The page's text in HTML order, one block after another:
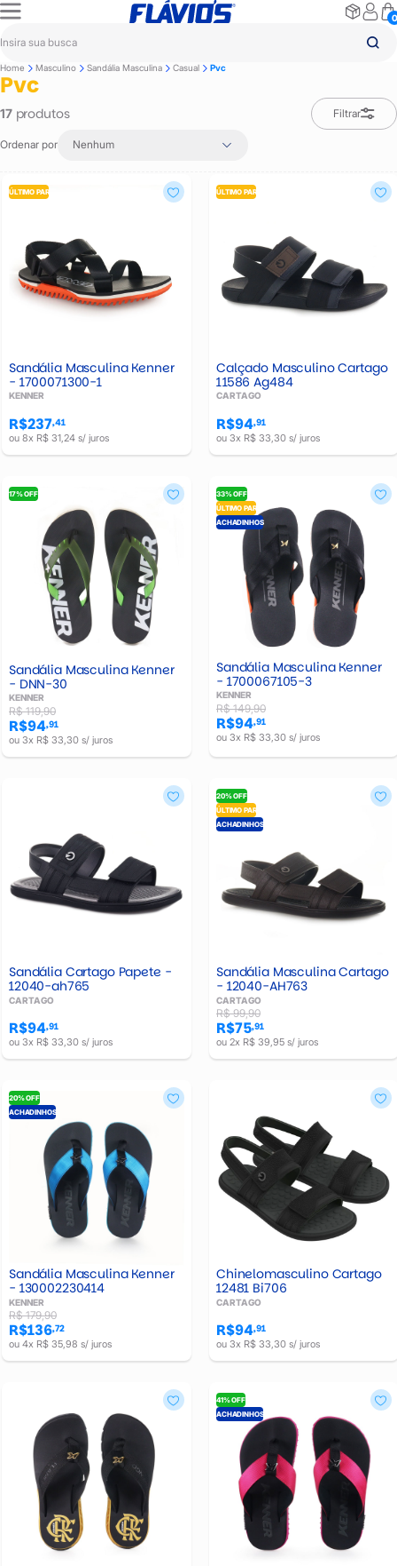
0
Home Masculino Sandália Masculina Casual Pvc
Pvc
17produtos Filtrar
Ordenar por Nenhum
ÚLTIMO PAR
Sandália Masculina Kenner
- 1700071300-1
KENNER
R$237,41
ou 8x R$ 31,24 s/ juros
ÚLTIMO PAR
Calçado Masculino Cartago
11586 Ag484
CARTAGO
R$94,91
ou 3x R$ 33,30 s/ juros
17% OFF
Sandália Masculina Kenner
- DNN-30
KENNER
R$ 119,90
R$94,91
ou 3x R$ 33,30 s/ juros
33% OFF
ÚLTIMO PAR
ACHADINHOS
Sandália Masculina Kenner
- 1700067105-3
KENNER
R$ 149,90
R$94,91
ou 3x R$ 33,30 s/ juros
Sandália Cartago Papete -
12040-ah765
CARTAGO
R$94,91
ou 3x R$ 33,30 s/ juros
20% OFF
ÚLTIMO PAR
ACHADINHOS
Sandália Masculina Cartago
- 12040-AH763
CARTAGO
R$ 99,90
R$75,91
ou 2x R$ 39,95 s/ juros
20% OFF
ACHADINHOS
Sandália Masculina Kenner
- 130002230414
KENNER
R$ 179,90
R$136,72
ou 4x R$ 35,98 s/ juros
Chinelomasculino Cartago
12481 Bi706
CARTAGO
R$94,91
ou 3x R$ 33,30 s/ juros
41% OFF
ACHADINHOS